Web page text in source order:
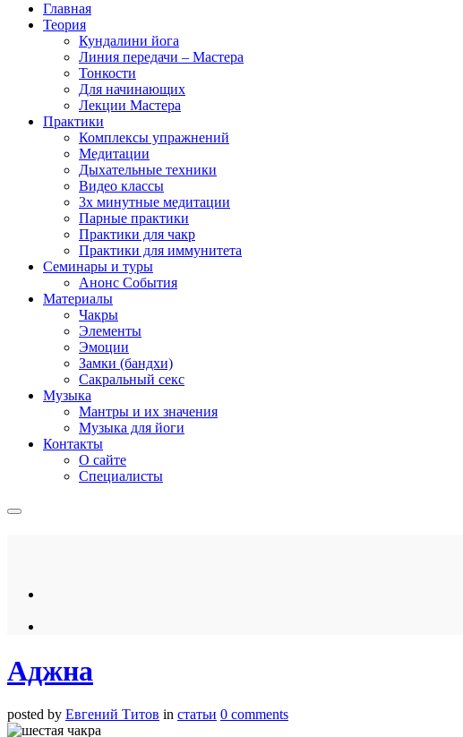
Главная
Теория
Кундалини йога
Линия передачи – Мастера
Тонкости
Для начинающих
Лекции Мастера
Практики
Комплексы упражнений
Медитации
Дыхательные техники
Видео классы
3х минутные медитации
Парные практики
Практики для чакр
Практики для иммунитета
Семинары и туры
Анонс События
Материалы
Чакры
Элементы
Эмоции
Замки (бандхи)
Сакральный секс
Музыка
Мантры и их значения
Музыка для йоги
Контакты
О сайте
Специалисты
Аджна
posted by Евгений Титов in статьи 0 comments